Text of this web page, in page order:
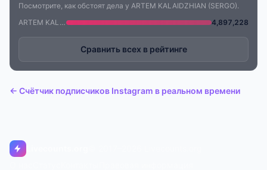
Посмотрите, как обстоят дела у ARTEM KALAIDZHIAN (SERGO).
ARTEM KALAIDZHIAN (SERGO)
4,897,228
Сравнить всех в рейтинге
← Счётчик подписчиков Instagram в реальном времени